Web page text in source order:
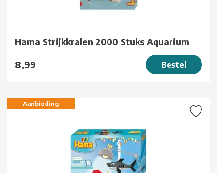
Hama Strijkkralen 2000 Stuks Aquarium
8,99 Bestel
Aanbieding